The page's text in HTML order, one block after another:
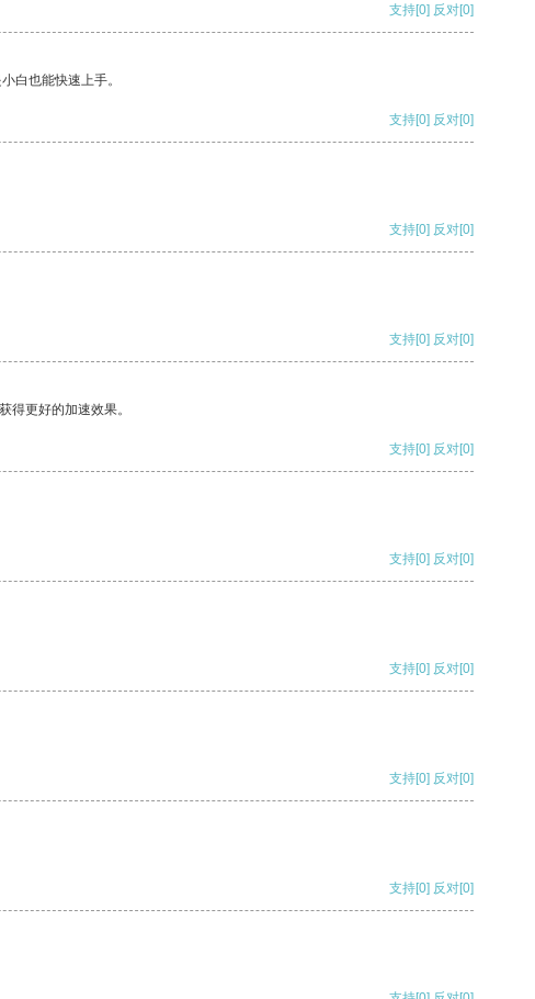
支持[0] 反对[0]
白也能快速上手。
支持[0] 反对[0]
支持[0] 反对[0]
支持[0] 反对[0]
得更好的加速效果。
支持[0] 反对[0]
支持[0] 反对[0]
支持[0] 反对[0]
支持[0] 反对[0]
支持[0] 反对[0]